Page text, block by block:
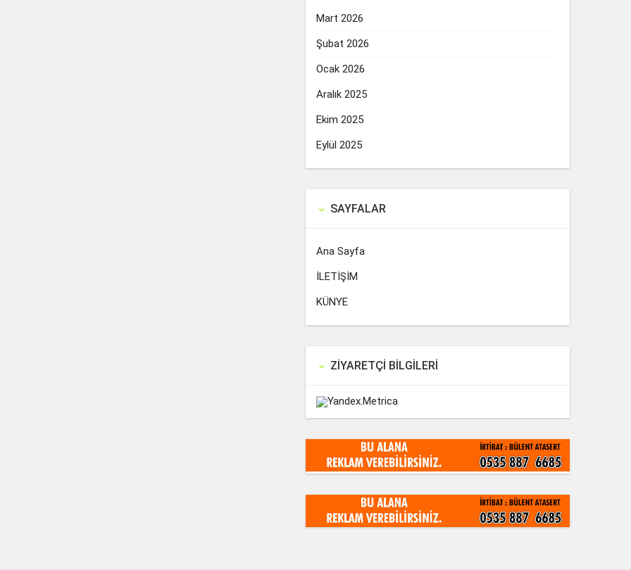
Mart 2026
Şubat 2026
Ocak 2026
Aralık 2025
Ekim 2025
Eylül 2025
 SAYFALAR
Ana Sayfa
İLETİŞİM
KÜNYE
 ZIYARETÇI BILGILERI